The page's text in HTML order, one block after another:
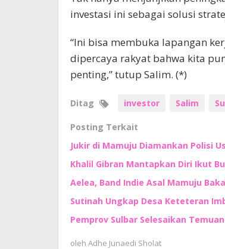
investasi ini sebagai solusi
“Ini bisa membuka lapangan
dipercaya rakyat bahwa kita
penting,” tutup Salim. (*)
Ditag investor Salim
Posting Terkait
Jukir di Mamuju Diamankan Polisi
Khalil Gibran Mantapkan Diri Ikut
Aelea, Band Indie Asal Mamuju
Sutinah Ungkap Desa Keteteran
Pemprov Sulbar Selesaikan Temuan
oleh Adhe Junaedi Sholat